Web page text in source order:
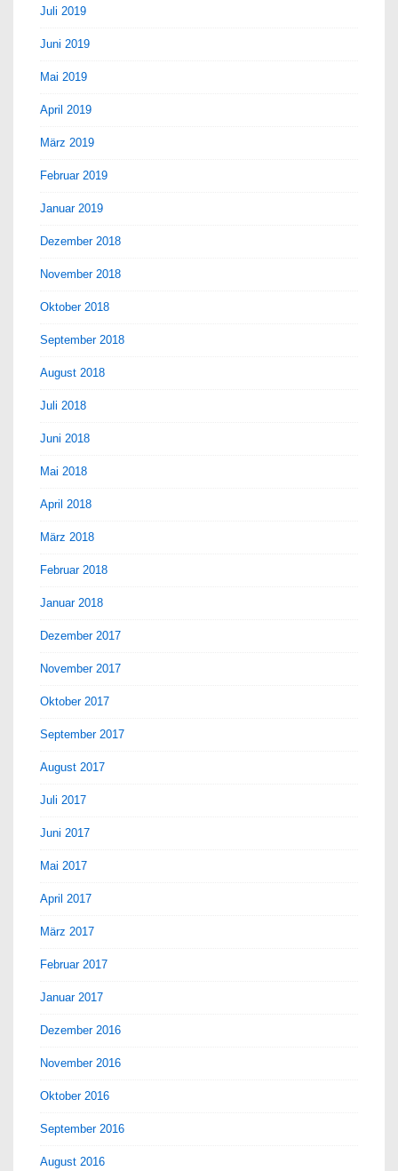
Juli 2019
Juni 2019
Mai 2019
April 2019
März 2019
Februar 2019
Januar 2019
Dezember 2018
November 2018
Oktober 2018
September 2018
August 2018
Juli 2018
Juni 2018
Mai 2018
April 2018
März 2018
Februar 2018
Januar 2018
Dezember 2017
November 2017
Oktober 2017
September 2017
August 2017
Juli 2017
Juni 2017
Mai 2017
April 2017
März 2017
Februar 2017
Januar 2017
Dezember 2016
November 2016
Oktober 2016
September 2016
August 2016